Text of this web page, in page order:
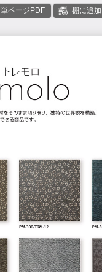
単ページPDF 棚に追加